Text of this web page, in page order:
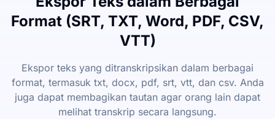
Format (SRT, TXT, Word, PDF, CSV,
VTT)
Ekspor teks yang ditranskripsikan dalam berbagai
format, termasuk txt, docx, pdf, srt, vtt, dan csv. Anda
juga dapat membagikan tautan agar orang lain dapat
melihat transkrip secara langsung.